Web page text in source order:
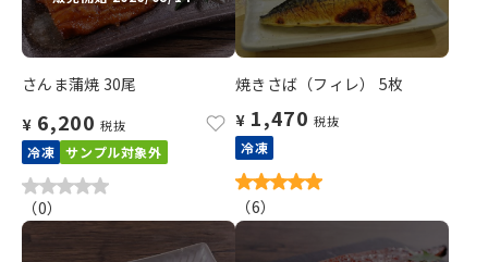
さんま蒲焼 30尾
¥ 6,200 税抜
冷凍 サンプル対象外
（0）
焼きさば（フィレ） 5枚
¥ 1,470 税抜
冷凍
（6）